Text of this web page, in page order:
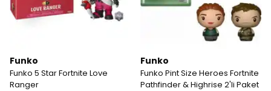
Funko
Funko 5 Star Fortnite Love
Ranger
Funko
Funko Pint Size Heroes Fortnite
Pathfinder & Highrise 2'li Paket